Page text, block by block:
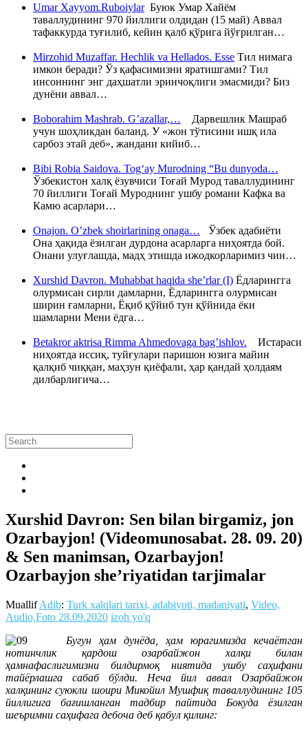
Umar Xayyom.RuboiylarБуюк Умар Хайём
таваллудининг 970 йиллиги олдидан (15 май) Аввал
тафаккурда туғилиб, кейин қалб қўрига йўғрилган…
Mirzohid Muzaffar. Hechlik va Hellados. Esse Тил нимага
имкон беради? Ўз қафасимизни яратишгами? Тил
инсоннинг энг даҳшатли эринчоқлиги эмасмиди? Биз
дунёни аввал…
Boborahim Mashrab. G’azallar,… Дарвешлик Машраб
учун шоҳликдан баланд. У «жон тўтисини ишқ ила
сарбоз этай деб», жандани кийиб…
Bibi Robia Saidova. Tog‘ay Murodning “Bu dunyoda…
Ўзбекистон халқ ёзувчиси Тоғай Мурод таваллудининг
70 йиллиги Тоғай Муроднинг ушбу романи Кафка ва
Камю асарлари…
Onajon. O’zbek shoirlarining onaga… Ўзбек адабиёти
Она ҳақида ёзилган дурдона асарларга ниҳоятда бой.
Онани улуғлашда, мадҳ этишда ижодкорларимиз чин…
Xurshid Davron. Muhabbat haqida she’rlar (I) Ёдларингга
олурмисан сирли дамларни, Ёдларингга олурмисан
ширин ғамларни, Ёқиб қўйиб тун қўйнида ёки
шамларни Мени ёдга…
Betakror aktrisa Rimma Ahmedovaga bag’ishlov. Истараси
ниҳоятда иссиқ, туйғулари паришон юзига майин
қалқиб чиққан, маҳзун қиёфали, ҳар қандай ҳолдаям
дилбарлигича…
Xurshid Davron: Sen bilan birgamiz, jon
Ozarbayjon! (Videomunosabat. 28. 09. 20)
& Sen manimsan, Ozarbayjon!
Ozarbayjon she’riyatidan tarjimalar
MuallifAdib: Turk xalqlari tarixi, adabiyoti, madaniyati, Video,
Audio,Foto 28.09.2020 izoh yo'q
Бугун ҳам дунёда, ҳам юрагимизда кечаётган
нотинчлик қардош озарбайжон халқи билан
ҳамнафаслигимизни билдирмоқ ниятида ушбу саҳифани
тайёрлашга сабаб бўлди. Неча йил аввал Озарбайжон
халқининг суюкли шоири Микойил Мушфиқ таваллудининг 105
йиллигига бағишланган тадбир пайтида Бокуда ёзилган
шеъримни саҳифага дебоча деб қабул қилинг: